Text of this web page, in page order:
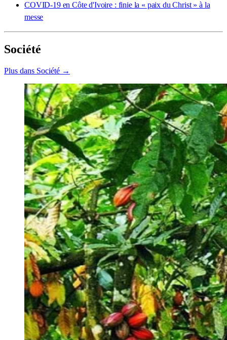
COVID-19 en Côte d'Ivoire : finie la « paix du Christ » à la
messe
Société
Plus dans Société →